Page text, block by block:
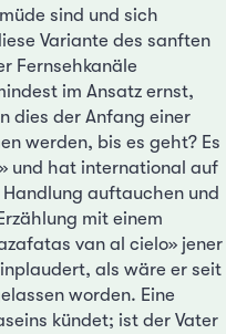
sind und sich
Variante des sanften
Fernsehkanäle
im Ansatz ernst,
dies der Anfang einer
werden, bis es geht? Es
und hat international auf
auftauchen und
mit einem
van al cielo» jener
als wäre er seit
worden. Eine
kündet; ist der Vater